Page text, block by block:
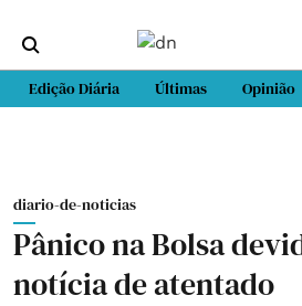
Edição Diária Últimas Opinião
diario-de-noticias
Pânico na Bolsa
notícia de atentado